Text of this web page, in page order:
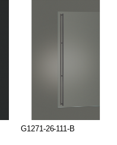
G1271-26-111-B